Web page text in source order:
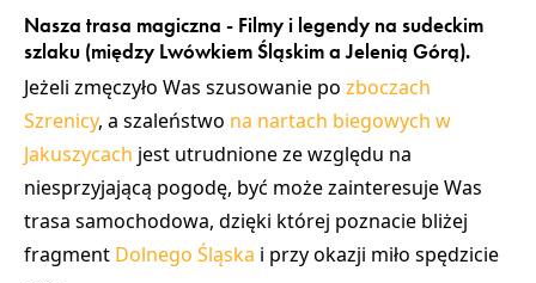
Nasza trasa magiczna - Filmy i legendy na sudeckim
szlaku (między Lwówkiem Śląskim a Jelenią Górą).
Jeżeli zmęczyło Was szusowanie po zboczach
Szrenicy, a szaleństwo na nartach biegowych w
Jakuszycach jest utrudnione ze względu na
niesprzyjającą pogodę, być może zainteresuje Was
trasa samochodowa, dzięki której poznacie bliżej
fragment Dolnego Śląska i przy okazji miło spędzicie